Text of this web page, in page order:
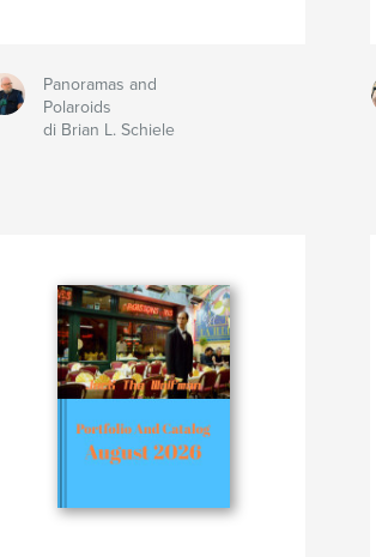
Panoramas and
Polaroids
di Brian L. Schiele